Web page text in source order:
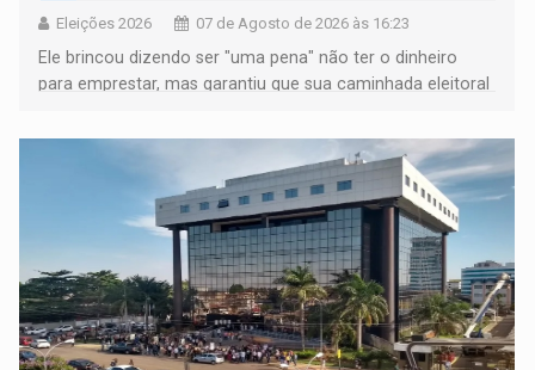
Eleições 2026 07 de Agosto de 2026 às 16:23
Ele brincou dizendo ser "uma pena" não ter o dinheiro
para emprestar, mas garantiu que sua caminhada eleitoral